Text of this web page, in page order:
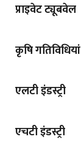
प्राइवेट ट्यूबवेल
कृषि गतिविधियां
एलटी इंडस्ट्री
एचटी इंडस्ट्री